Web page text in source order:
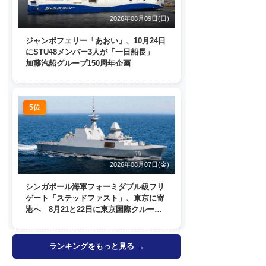
2026年08月09日(日)
ジャンボフェリー「あおい」、10月24日
にSTU48メンバー3人が「一日船長」
加藤汽船グループ150周年企画
5位
2026年08月07日(金)
シンガポール海軍フォーミダブル級フリ
ゲート「ステッドファスト」、東京に寄
港へ 8月21と22日に東京国際クルーズ
ランキングをもっと見る →